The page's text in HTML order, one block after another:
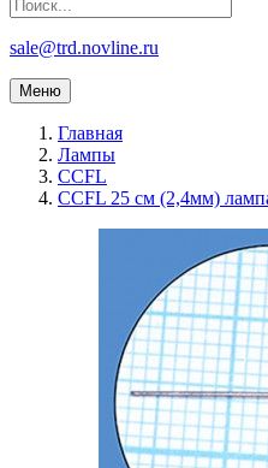
sale@trd.novline.ru
Меню
Главная
Лампы
CCFL
CCFL 25 см (2,4мм)